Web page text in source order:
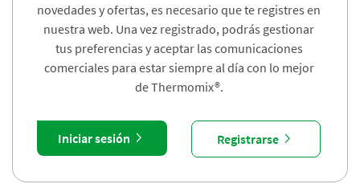
novedades y ofertas, es necesario que te registres en
nuestra web. Una vez registrado, podrás gestionar
tus preferencias y aceptar las comunicaciones
comerciales para estar siempre al día con lo mejor
de Thermomix®.
Iniciar sesión Registrarse